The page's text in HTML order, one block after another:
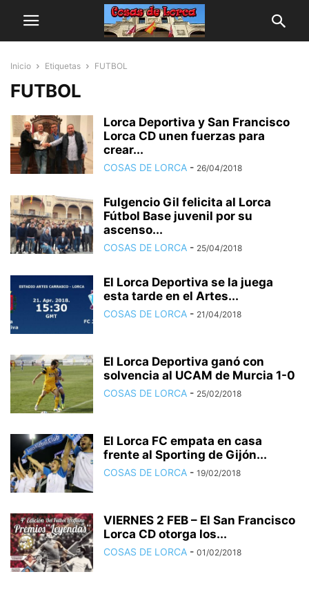
Inicio Etiquetas FUTBOL
FUTBOL
Lorca Deportiva y San Francisco
Lorca CD unen fuerzas para
crear...
COSAS DE LORCA - 26/04/2018
Fulgencio Gil felicita al Lorca
Fútbol Base juvenil por su
ascenso...
COSAS DE LORCA - 25/04/2018
El Lorca Deportiva se la juega
esta tarde en el Artes...
COSAS DE LORCA - 21/04/2018
El Lorca Deportiva ganó con
solvencia al UCAM de Murcia 1-0
COSAS DE LORCA - 25/02/2018
El Lorca FC empata en casa
frente al Sporting de Gijón...
COSAS DE LORCA - 19/02/2018
VIERNES 2 FEB – El San Francisco
Lorca CD otorga los...
COSAS DE LORCA - 01/02/2018